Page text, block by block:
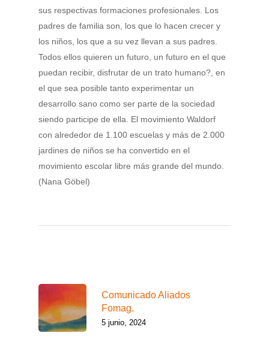
sus respectivas formaciones profesionales. Los
padres de familia son, los que lo hacen crecer y
los niños, los que a su vez llevan a sus padres.
Todos ellos quieren un futuro, un futuro en el que
puedan recibir, disfrutar de un trato humano?, en
el que sea posible tanto experimentar un
desarrollo sano como ser parte de la sociedad
siendo participe de ella. El movimiento Waldorf
con alrededor de 1.100 escuelas y más de 2.000
jardines de niños se ha convertido en el
movimiento escolar libre más grande del mundo.
(Nana Göbel)
Comunicado Aliados
Fomag.
5 junio, 2024